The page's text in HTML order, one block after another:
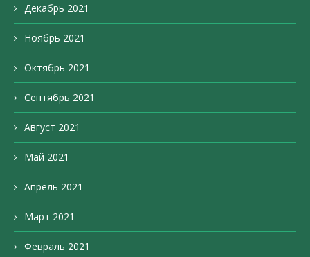
Декабрь 2021
Ноябрь 2021
Октябрь 2021
Сентябрь 2021
Август 2021
Май 2021
Апрель 2021
Март 2021
Февраль 2021